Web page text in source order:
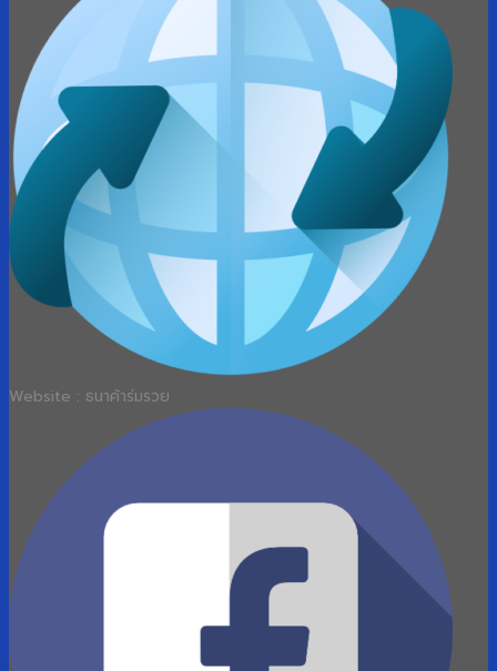
Website : ธนาค้าร่มรวย